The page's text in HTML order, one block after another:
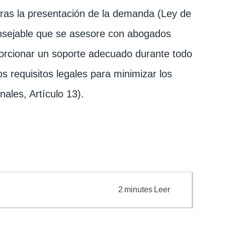
la presentación de la demanda (Ley de
que se asesore con abogados
un soporte adecuado durante todo
requisitos legales para minimizar los
Artículo 13).
2 minutes Leer